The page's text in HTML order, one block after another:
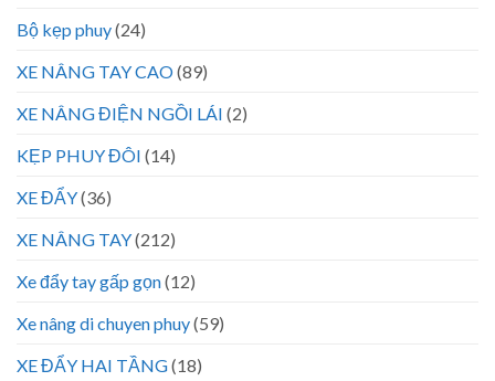
Bộ kẹp phuy(24)
XE NÂNG TAY CAO(89)
XE NÂNG ĐIỆN NGỒI LÁI (2)
KẸP PHUY ĐÔI (14)
XE ĐẨY(36)
XE NÂNG TAY(212)
Xe đẩy tay gấp gọn(12)
Xe nâng di chuyen phuy(59)
XE ĐẨY HAI TẦNG(18)